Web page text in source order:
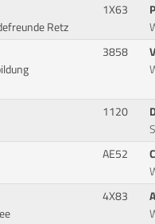
Retz
1X63
3858
1120
AE52
4X83